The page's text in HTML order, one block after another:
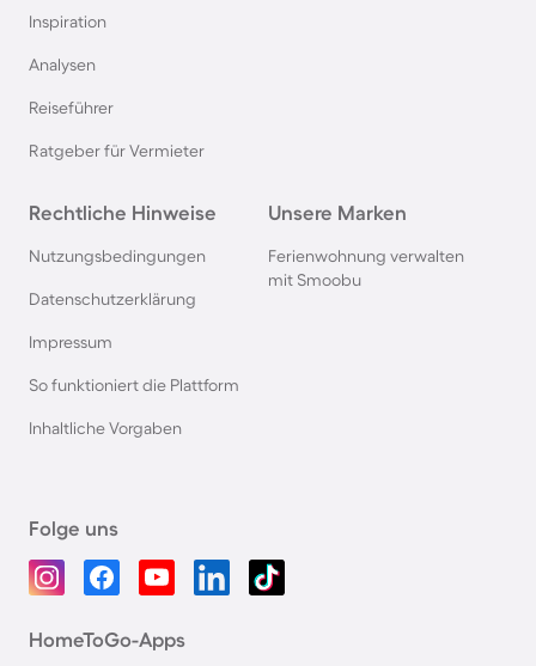
Inspiration
Analysen
Reiseführer
Ratgeber für Vermieter
Rechtliche Hinweise
Nutzungsbedingungen
Datenschutzerklärung
Impressum
So funktioniert die Plattform
Inhaltliche Vorgaben
Unsere Marken
Ferienwohnung verwalten
mit Smoobu
Folge uns
HomeToGo-Apps